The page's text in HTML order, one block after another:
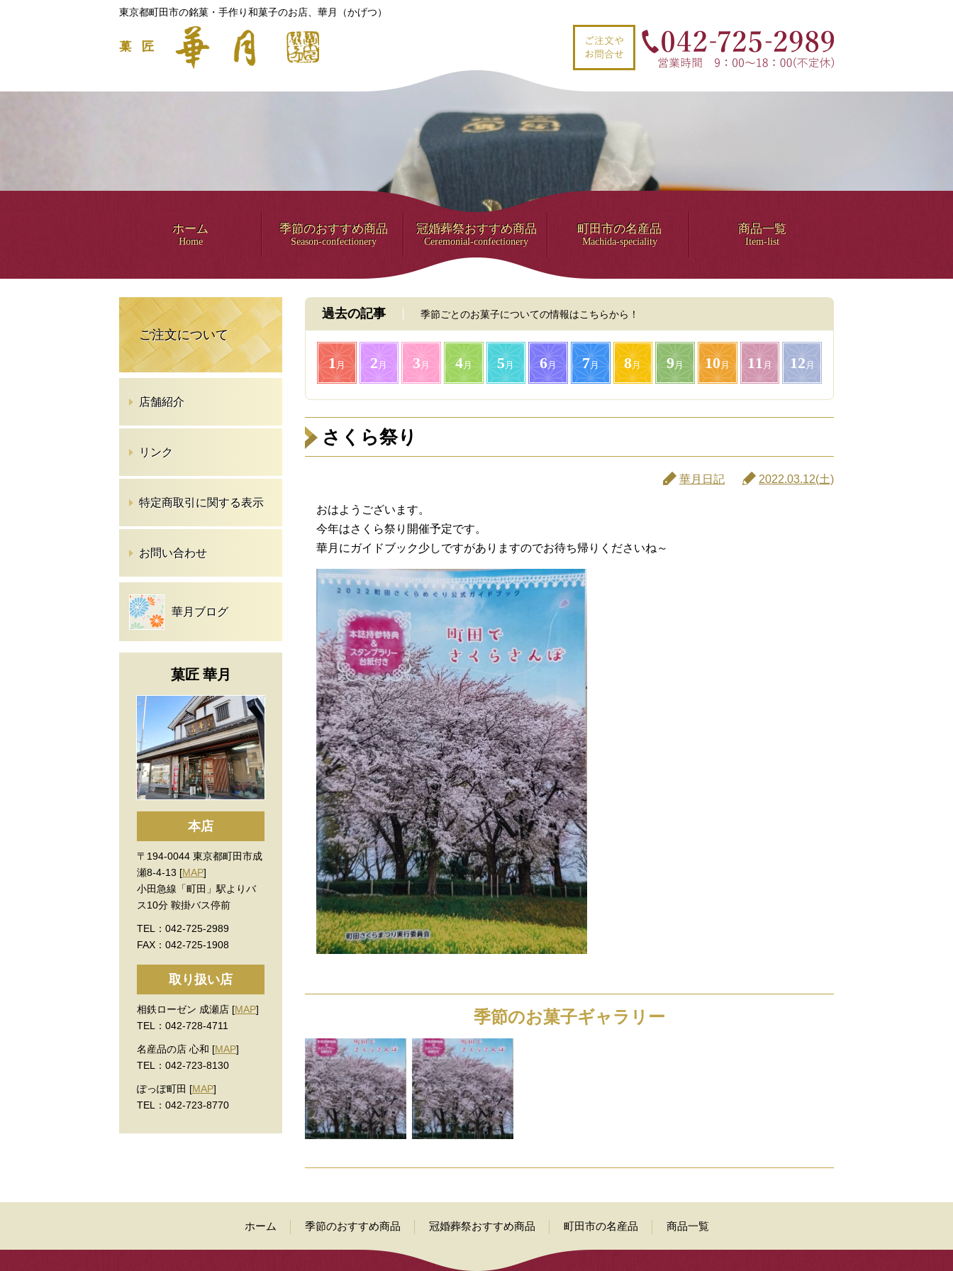
東京都町田市の銘菓・手作り和菓子のお店、華月（かげつ）
ホーム
Home
季節のおすすめ商品
Season-confectionery
冠婚葬祭おすすめ商品
Ceremonial-confectionery
町田市の名産品
Machida-speciality
商品一覧
Item-list
過去の記事 季節ごとのお菓子についての情報はこちらから！
1月 2 月 3 月 4月 5月 6月 7月 8月 9月 10月 11 月 12 月
さくら祭り
華月日記 2022.03.12(土)
おはようございます。
今年はさくら祭り開催予定です。
華月にガイドブック少しですがありますのでお待ち帰りくださいね～
季節のお菓子ギャラリー
ご注文について
店舗紹介
リンク
特定商取引に関する表示
お問い合わせ
華月ブログ
菓匠 華月
本店
〒194-0044 東京都町田市成
瀬8-4-13 [MAP]
小田急線「町田」駅よりバ
ス10分 鞍掛バス停前
TEL：042-725-2989
FAX：042-725-1908
取り扱い店
相鉄ローゼン 成瀬店 [MAP]
TEL：042-728-4711
名産品の店 心和 [MAP]
TEL：042-723-8130
ぽっぽ町田 [MAP]
TEL：042-723-8770
ホーム 季節のおすすめ商品 冠婚葬祭おすすめ商品 町田市の名産品 商品一覧